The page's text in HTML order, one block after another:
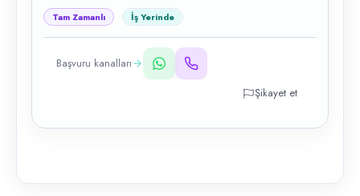
Tam Zamanlı İş Yerinde
Başvuru kanalları
Şikayet et